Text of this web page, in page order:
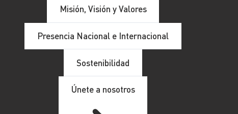
Misión, Visión y Valores
Presencia Nacional e Internacional
Sostenibilidad
Únete a nosotros